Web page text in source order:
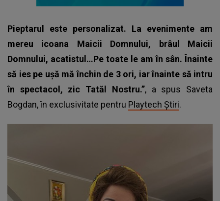
Pieptarul este personalizat. La evenimente am
mereu icoana Maicii Domnului, brâul Maicii
Domnului, acatistul…Pe toate le am în sân. Înainte
să ies pe ușă mă închin de 3 ori, iar înainte să intru
în spectacol, zic Tatăl Nostru.”, a spus Saveta
Bogdan, în exclusivitate pentru Playtech Știri.